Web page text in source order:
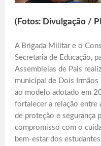
(Fotos: Divulgação /
A Brigada Militar e o
Secretaria de Educação,
Assembleias de Pais
municipal de Dois Irmãos
ao modelo adotado em
fortalecer a relação entre
de proteção e segurança
compromisso com o
bem-estar dos